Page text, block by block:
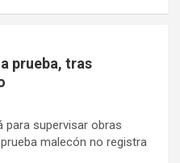
prueba, tras
para supervisar obras
malecón no registra